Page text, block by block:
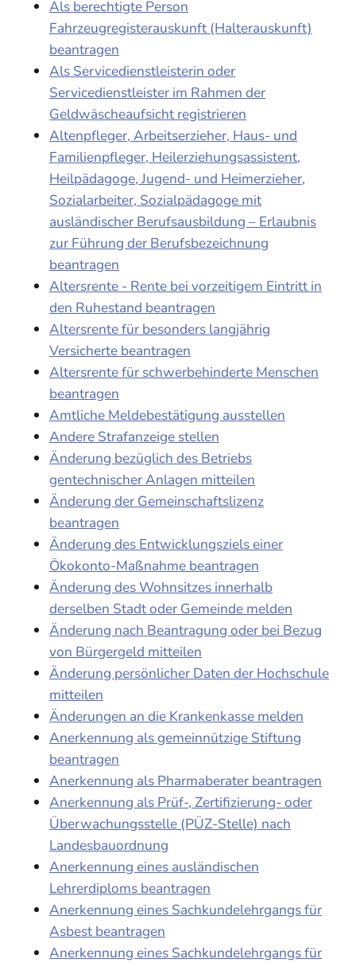
Als berechtigte Person
Fahrzeugregisterauskunft (Halterauskunft)
beantragen
Als Servicedienstleisterin oder
Servicedienstleister im Rahmen der
Geldwäscheaufsicht registrieren
Altenpfleger, Arbeitserzieher, Haus- und
Familienpfleger, Heilerziehungsassistent,
Heilpädagoge, Jugend- und Heimerzieher,
Sozialarbeiter, Sozialpädagoge mit
ausländischer Berufsausbildung – Erlaubnis
zur Führung der Berufsbezeichnung
beantragen
Altersrente - Rente bei vorzeitigem Eintritt in
den Ruhestand beantragen
Altersrente für besonders langjährig
Versicherte beantragen
Altersrente für schwerbehinderte Menschen
beantragen
Amtliche Meldebestätigung ausstellen
Andere Strafanzeige stellen
Änderung bezüglich des Betriebs
gentechnischer Anlagen mitteilen
Änderung der Gemeinschaftslizenz
beantragen
Änderung des Entwicklungsziels einer
Ökokonto-Maßnahme beantragen
Änderung des Wohnsitzes innerhalb
derselben Stadt oder Gemeinde melden
Änderung nach Beantragung oder bei Bezug
von Bürgergeld mitteilen
Änderung persönlicher Daten der Hochschule
mitteilen
Änderungen an die Krankenkasse melden
Anerkennung als gemeinnützige Stiftung
beantragen
Anerkennung als Pharmaberater beantragen
Anerkennung als Prüf-, Zertifizierung- oder
Überwachungsstelle (PÜZ-Stelle) nach
Landesbauordnung
Anerkennung eines ausländischen
Lehrerdiploms beantragen
Anerkennung eines Sachkundelehrgangs für
Asbest beantragen
Anerkennung eines Sachkundelehrgangs für